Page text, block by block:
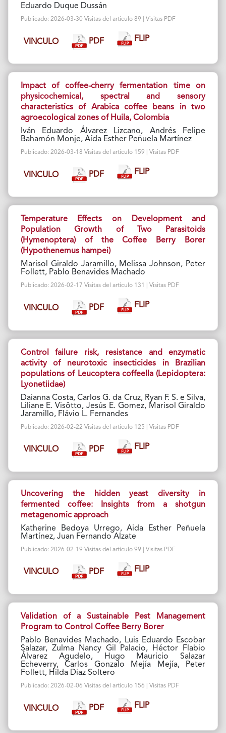
Eduardo Duque Dussán
Publicado: 2026-03-30 Visitas del artículo 89 | Visitas PDF
VINCULO PDF FLIP
Impact of coffee-cherry fermentation time on
physicochemical, spectral and sensory
characteristics of Arabica coffee beans in two
agroecological zones of Huila, Colombia
Iván Eduardo Álvarez Lizcano, Andrés Felipe
Bahamón Monje, Aída Esther Peñuela Martínez
Publicado: 2026-03-18 Visitas del artículo 159 | Visitas PDF
VINCULO PDF FLIP
Temperature Effects on Development and
Population Growth of Two Parasitoids
(Hymenoptera) of the Coffee Berry Borer
(Hypothenemus hampei)
Marisol Giraldo Jaramillo, Melissa Johnson, Peter
Follett, Pablo Benavides Machado
Publicado: 2026-02-17 Visitas del artículo 131 | Visitas PDF
VINCULO PDF FLIP
Control failure risk, resistance and enzymatic
activity of neurotoxic insecticides in Brazilian
populations of Leucoptera coffeella (Lepidoptera:
Lyonetiidae)
Daianna Costa, Carlos G. da Cruz, Ryan F. S. e Silva,
Liliane E. Visôtto, Jesús E. Gomez, Marisol Giraldo
Jaramillo, Flávio L. Fernandes
Publicado: 2026-02-22 Visitas del artículo 125 | Visitas PDF
VINCULO PDF FLIP
Uncovering the hidden yeast diversity in
fermented coffee: Insights from a shotgun
metagenomic approach
Katherine Bedoya Urrego, Aida Esther Peñuela
Martínez, Juan Fernando Alzate
Publicado: 2026-02-19 Visitas del artículo 99 | Visitas PDF
VINCULO PDF FLIP
Validation of a Sustainable Pest Management
Program to Control Coffee Berry Borer
Pablo Benavides Machado, Luis Eduardo Escobar
Salazar, Zulma Nancy Gil Palacio, Héctor Flabio
Álvarez Agudelo, Hugo Mauricio Salazar
Echeverry, Carlos Gonzalo Mejía Mejía, Peter
Follett, Hilda Diaz Soltero
Publicado: 2026-02-06 Visitas del artículo 156 | Visitas PDF
VINCULO PDF FLIP